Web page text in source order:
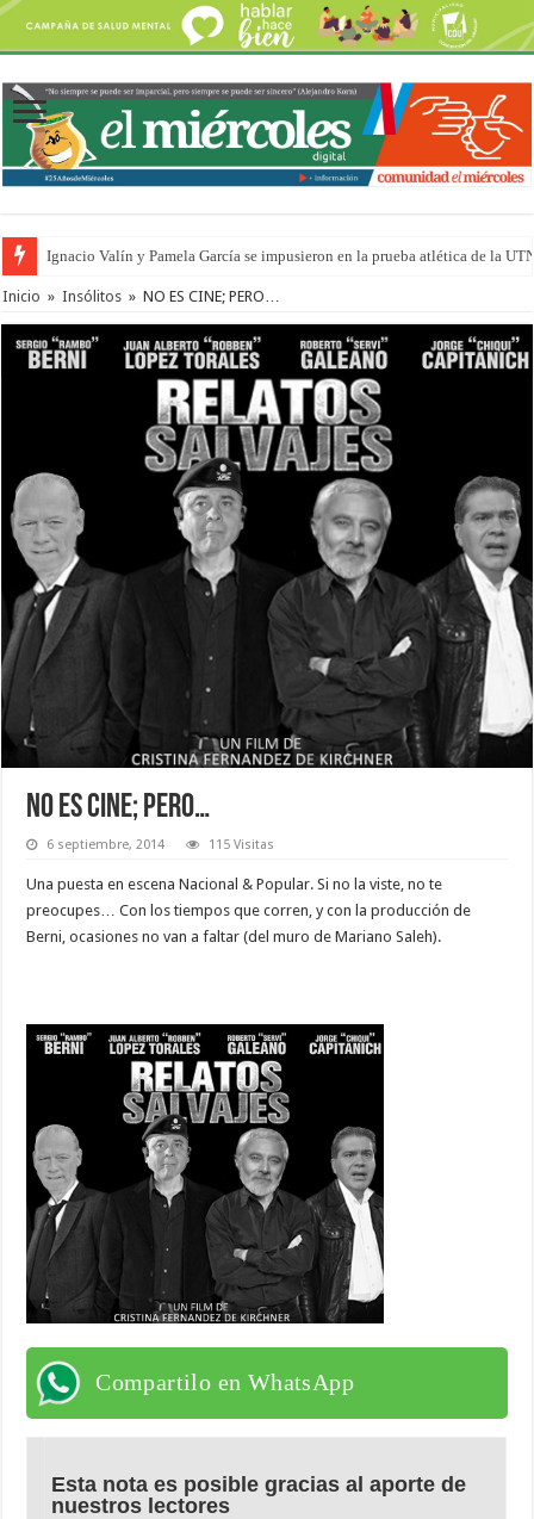
Ignacio Valín y Pamela García se impusieron en la prueba atlética de la
Inicio » Insólitos » NO ES CINE; PERO…
NO ES CINE; PERO…
6 septiembre, 2014 115 Visitas
Una puesta en escena Nacional & Popular. Si no la viste, no te
preocupes… Con los tiempos que corren, y con la producción de
Berni, ocasiones no van a faltar (del muro de Mariano Saleh).
Compartilo en WhatsApp
Esta nota es posible gracias al aporte de
nuestros lectores